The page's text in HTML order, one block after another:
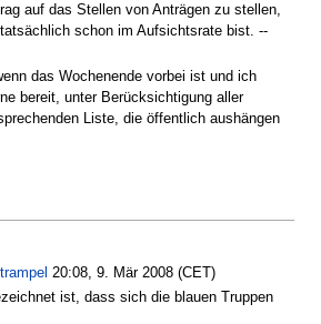
auf das Stellen von Anträgen zu stellen,
schon im Aufsichtsrate bist. --
das Wochenende vorbei ist und ich
bereit, unter Berücksichtigung aller
Liste, die öffentlich aushängen
20:08, 9. Mär 2008 (CET)
ist, dass sich die blauen Truppen